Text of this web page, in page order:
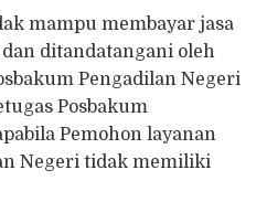
mampu membayar jasa
ditandatangani oleh
Pengadilan Negeri
Posbakum
Pemohon layanan
Negeri tidak memiliki